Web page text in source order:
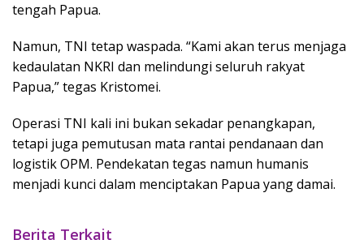
tengah Papua.
Namun, TNI tetap waspada. “Kami akan terus menjaga
kedaulatan NKRI dan melindungi seluruh rakyat
Papua,” tegas Kristomei.
Operasi TNI kali ini bukan sekadar penangkapan,
tetapi juga pemutusan mata rantai pendanaan dan
logistik OPM. Pendekatan tegas namun humanis
menjadi kunci dalam menciptakan Papua yang damai.
Berita Terkait